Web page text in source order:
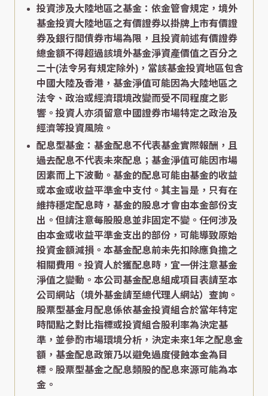
投資涉及大陸地區之基金：依金管會規定，境外
基金投資大陸地區之有價證券以掛牌上市有價證
券及銀行間債券市場為限，且投資前述有價證券
總金額不得超過該境外基金淨資產價值之百分之
二十(法令另有規定除外)，當該基金投資地區包含
中國大陸及香港，基金淨值可能因為大陸地區之
法令、政治或經濟環境改變而受不同程度之影
響。投資人亦須留意中國證券市場特定之政治及
經濟等投資風險。
配息型基金：基金配息不代表基金實際報酬，且
過去配息不代表未來配息；基金淨值可能因市場
因素而上下波動。基金的配息可能由基金的收益
或本金或收益平準金中支付。其主旨是，只有在
維持穩定配息時，基金的股息才會由本金部份支
出。但請注意每股股息並非固定不變。任何涉及
由本金或收益平準金支出的部份，可能導致原始
投資金額減損。本基金配息前未先扣除應負擔之
相關費用。投資人於獲配息時，宜一併注意基金
淨值之變動。本公司基金配息組成項目表請至本
公司網站（境外基金請至總代理人網站）查詢。
股票型基金月配息係依基金投資組合於當年特定
時間點之對比指標或投資組合股利率為決定基
準，並參酌市場環境分析，決定未來1年之配息金
額，基金配息政策乃以避免過度侵蝕本金為目
標。股票型基金之配息類股的配息來源可能為本
金。